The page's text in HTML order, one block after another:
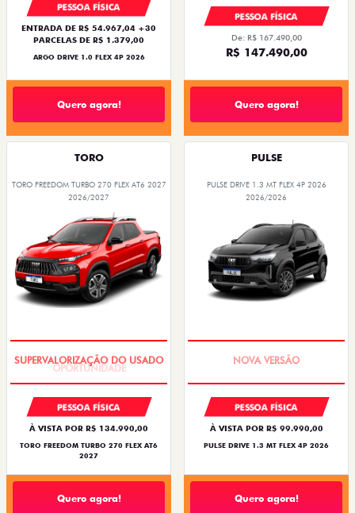
PESSOA FÍSICA
ENTRADA DE R$ 54.967,04 +30
PARCELAS DE R$ 1.379,00
ARGO DRIVE 1.0 FLEX 4P 2026
Quero agora!
PESSOA FÍSICA
De: R$ 167.490,00
R$ 147.490,00
Quero agora!
TORO
TORO FREEDOM TURBO 270 FLEX AT6 2027
2026/2027
PESSOA FÍSICA
À VISTA POR R$ 134.990,00
TORO FREEDOM TURBO 270 FLEX AT6
2027
Quero agora!
PULSE
PULSE DRIVE 1.3 MT FLEX 4P 2026
2026/2026
PESSOA FÍSICA
À VISTA POR R$ 99.990,00
PULSE DRIVE 1.3 MT FLEX 4P 2026
Quero agora!